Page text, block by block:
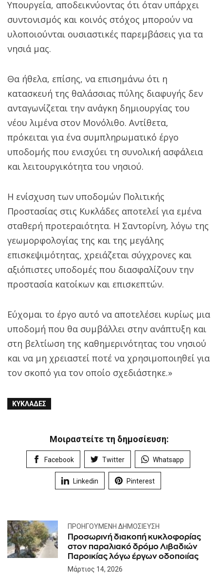
Υπουργεία, αποδεικνύοντας ότι όταν υπάρχει
συντονισμός και κοινός στόχος μπορούν να
υλοποιούνται ουσιαστικές παρεμβάσεις για τα
νησιά μας.
Θα ήθελα, επίσης, να επισημάνω ότι η
κατασκευή της θαλάσσιας πύλης διαφυγής δεν
ανταγωνίζεται την ανάγκη δημιουργίας του
νέου λιμένα στον Μονόλιθο. Αντίθετα,
πρόκειται για ένα συμπληρωματικό έργο
υποδομής που ενισχύει τη συνολική ασφάλεια
και λειτουργικότητα του νησιού.
Η ενίσχυση των υποδομών Πολιτικής
Προστασίας στις Κυκλάδες αποτελεί για εμένα
σταθερή προτεραιότητα. Η Σαντορίνη, λόγω της
γεωμορφολογίας της και της μεγάλης
επισκεψιμότητας, χρειάζεται σύγχρονες και
αξιόπιστες υποδομές που διασφαλίζουν την
προστασία κατοίκων και επισκεπτών.
Εύχομαι το έργο αυτό να αποτελέσει κυρίως μια
υποδομή που θα συμβάλλει στην ανάπτυξη και
στη βελτίωση της καθημερινότητας του νησιού
και να μη χρειαστεί ποτέ να χρησιμοποιηθεί για
τον σκοπό για τον οποίο σχεδιάστηκε.»
ΚΥΚΛΆΔΕΣ
Μοιραστείτε τη δημοσίευση:
Facebook Twitter Whatsapp
Linkedin Pinterest
ΠΡΟΗΓΟΎΜΕΝΗ ΔΗΜΟΣΊΕΥΣΗ
Προσωρινή διακοπή κυκλοφορίας
στον παραλιακό δρόμο Λιβαδιών
Παροικίας λόγω έργων οδοποιίας
Μάρτιος 14, 2026